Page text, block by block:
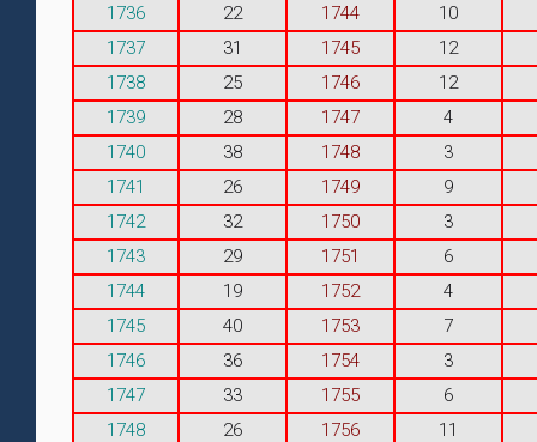
1736
22 1744
10
1737
31 1745
12
1738
25 1746
12
1739
28 1747
4
1740
38 1748
3
1741
26 1749
9
1742
32 1750
3
1743
29 1751
6
1744
19 1752
4
1745
40 1753
7
1746
36 1754
3
1747
33 1755
6
1748
26 1756
11